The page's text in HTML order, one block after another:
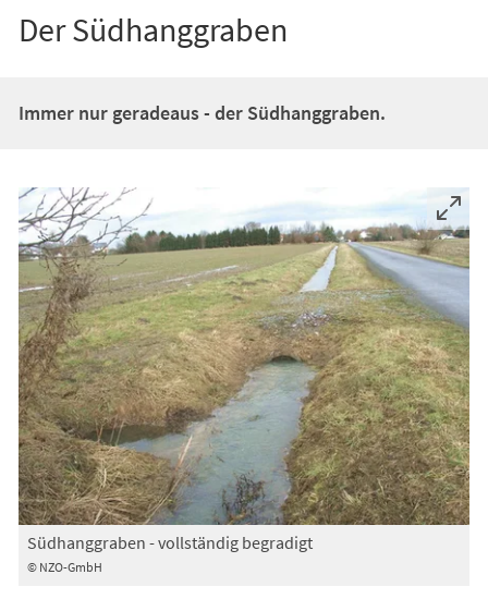
Der Südhanggraben
Immer nur geradeaus - der Südhanggraben.
© NZO-GmbH
Südhanggraben - vollständig begradigt